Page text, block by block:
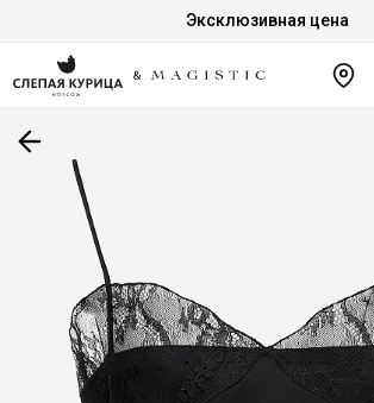
Эксклюзивная цена